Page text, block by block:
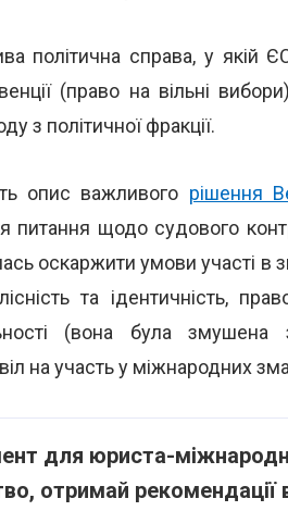
політична справа, у якій
(право на вільні
з політичної фракції.
опис важливого рішення
питання щодо судового
оскаржити умови участі в
та ідентичність,
(вона була змушена
на участь у міжнародних
для юриста-
отримай рекомендації